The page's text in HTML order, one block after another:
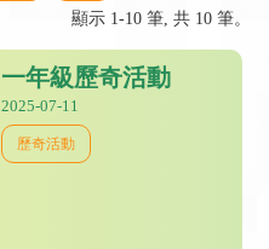
顯示 1-10 筆, 共 10 筆。
一年級歷奇活動
2025-07-11
歷奇活動